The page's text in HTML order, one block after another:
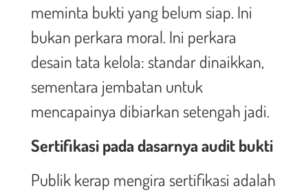
meminta bukti yang belum siap. Ini
bukan perkara moral. Ini perkara
desain tata kelola: standar dinaikkan,
sementara jembatan untuk
mencapainya dibiarkan setengah jadi.
Sertifikasi pada dasarnya audit bukti
Publik kerap mengira sertifikasi adalah